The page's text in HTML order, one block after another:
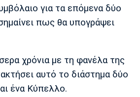
Ρεάλ
Μαδρίτης
Μαδρίτης
για τα επόμενα δύο
πως θα υπογράψει
χρόνια με τη φανέλα της
αυτό το διάστημα δύο
ένα Κύπελλο.